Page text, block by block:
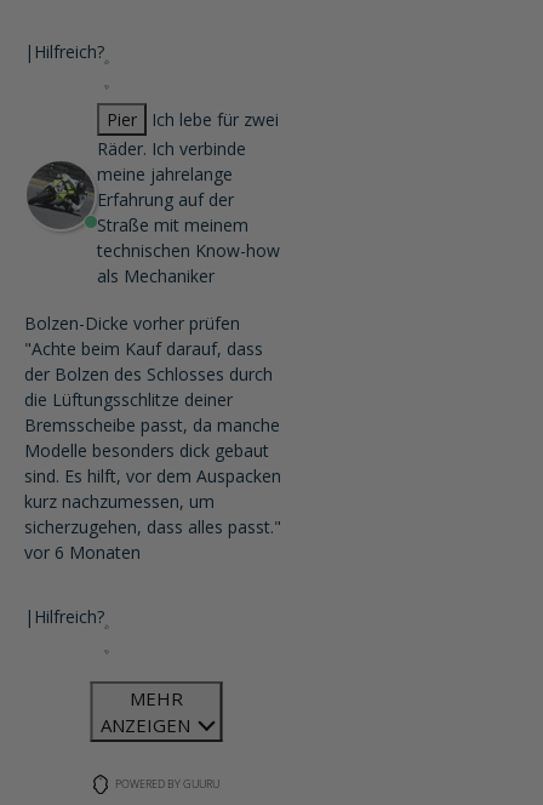
| Hilfreich?
Pier
Ich lebe für zwei
Räder. Ich verbinde
meine jahrelange
Erfahrung auf der
Straße mit meinem
technischen Know-how
als Mechaniker
Bolzen-Dicke vorher prüfen
"Achte beim Kauf darauf, dass
der Bolzen des Schlosses durch
die Lüftungsschlitze deiner
Bremsscheibe passt, da manche
Modelle besonders dick gebaut
sind. Es hilft, vor dem Auspacken
kurz nachzumessen, um
sicherzugehen, dass alles passt."
vor 6 Monaten
| Hilfreich?
MEHR
ANZEIGEN
POWERED BY GUURU